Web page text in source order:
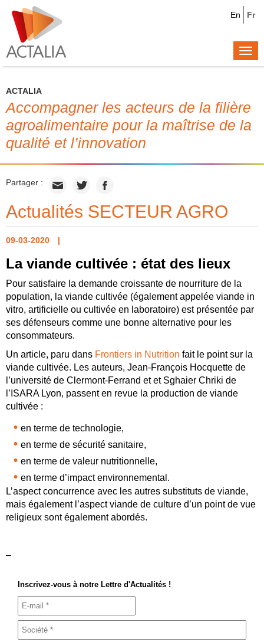
Fr
En
ACTALIA
Accompagner les acteurs de la filière
agroalimentaire pour la maîtrise de la
qualité et l’innovation
Partager :
Actualités SECTEUR AGRO
09-03-2020
La viande cultivée : état des lieux
Pour satisfaire la demande croissante de nourriture de la
population, la viande cultivée (également appelée viande in
vitro, artificielle ou cultivée en laboratoire) est présentée par
ses défenseurs comme une bonne alternative pour les
consommateurs.
Un article, paru dans Frontiers in Nutrition fait le point sur la
viande cultivée. Les auteurs, Jean-François Hocquette de
l’université de Clermont-Ferrand et et Sghaier Chriki de
l’ISARA Lyon, passent en revue la production de viande
cultivée :
en terme de technologie,
en terme de sécurité sanitaire,
en terme de valeur nutritionnelle,
en terme d’impact environnemental.
L’aspect concurrence avec les autres substituts de viande,
mais également l’aspect viande de culture d’un point de vue
religieux sont également abordés.
–
Inscrivez-vous à notre Lettre d'Actualités !